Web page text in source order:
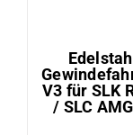
V3 für SLK
/ SLC